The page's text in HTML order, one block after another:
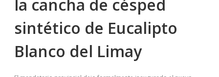
la cancha de césped
sintético de Eucalipto
Blanco del Limay